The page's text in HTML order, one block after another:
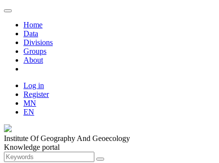
Home
Data
Divisions
Groups
About
Log in
Register
MN
EN
Institute Of Geography And Geoecology
Knowledge portal